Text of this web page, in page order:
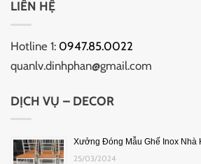
LIÊN HỆ
Hotline 1: 0947.85.0022
quanlv.dinhphan@gmail.com
DỊCH VỤ – DECOR
Xưởng Đóng Mẫu Ghế Inox Nhà
25/03/2024